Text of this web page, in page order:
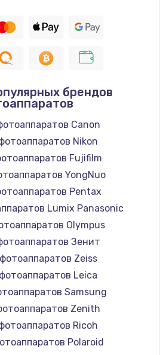
2500 руб.
1400 руб.
Заказать
электронного модуля
Заказать
конфорки
Заказать
платы сенсора
Заказать
брендов
Canon
Nikon
Fujifilm
YongNuo
Pentax
Lumix Panasonic
Olympus
Зенит
Zeiss
Leica
Samsung
Zenith
Ricoh
Polaroid